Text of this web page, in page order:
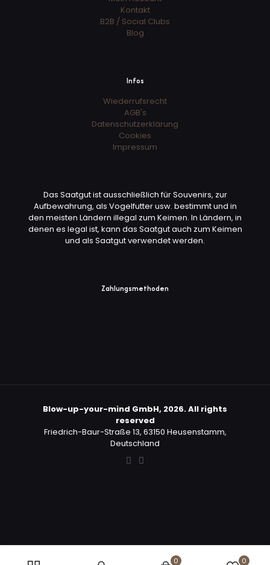
Kontakt
B2B / Social Clubs
Blog
Infos
Wiederrufsrecht
AGB's
Datenschutzerklärung
Cookies
Impressum
Das Saatgut ist ausschließlich für Souvenirs, zur
Aufbewahrung, als Vogelfutter usw. bestimmt und in
den meisten Ländern illegal zum Keimen. In Ländern, in
denen es legal ist, kann das Saatgut auch zum Keimen
und als Saatgut verwendet werden.
Zahlungsmethoden
Blow-up-your-mind GmbH, 2026. All rights
reserved
Friedrich-Baur-Straße 13, 63150 Heusenstamm,
Deutschland
0 0
Deutsch